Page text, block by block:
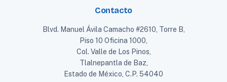
Contacto
Blvd. Manuel Ávila Camacho #2610, Torre B,
Piso 10 Oficina 1000,
Col. Valle de Los Pinos,
Tlalnepantla de Baz,
Estado de México, C.P. 54040